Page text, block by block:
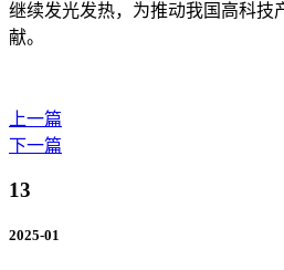
继续发光发热，为推动我国高科技
献。
上一篇
下一篇
13
2025-01